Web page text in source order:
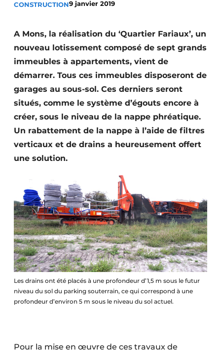
Construction bois
Contrôle d’accès
Éclairage
Fondations
Façades
Géotextiles
Infrastructures souterraines et égouttage
Protection solaire
Rénovation
Sécurité incendie
Software
Travaux ferroviaires
CONSTRUCTION9 janvier 2019
A Mons, la réalisation du ‘Quartier Fariaux’, un
nouveau lotissement composé de sept grands
immeubles à appartements, vient de
démarrer. Tous ces immeubles disposeront de
garages au sous-sol. Ces derniers seront
situés, comme le système d’égouts encore à
créer, sous le niveau de la nappe phréatique.
Un rabattement de la nappe à l’aide de filtres
verticaux et de drains a heureusement offert
une solution.
Les drains ont été placés à une profondeur d’1,5 m sous le futur
niveau du sol du parking souterrain, ce qui correspond à une
profondeur d’environ 5 m sous le niveau du sol actuel.
Pour la mise en œuvre de ces travaux de